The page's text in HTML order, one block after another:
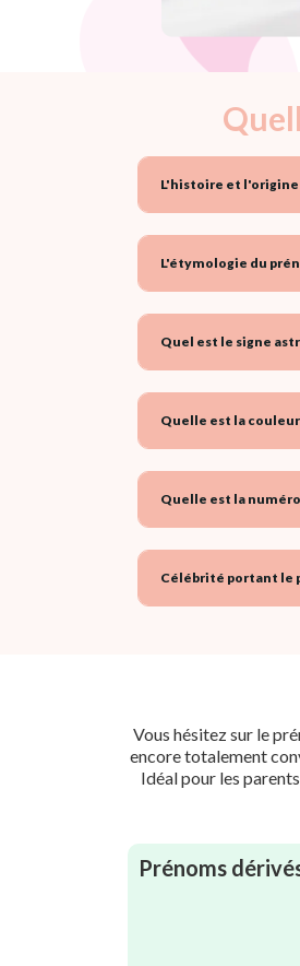
L'histoire et l'origine
L'étymologie du
Quel est le signe
Quelle est la couleur
Quelle est la
Célébrité portant le
Vous hésitez sur le
encore totalement
Idéal pour les
Prénoms